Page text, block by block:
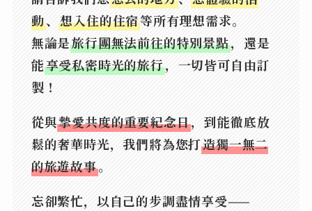
動、想入住的住宿等所有理想需求。
無論是旅行團無法前往的特別景點，還是
能享受私密時光的旅行，一切皆可自由訂
製！
從與摯愛共度的重要紀念日，到能徹底放
鬆的奢華時光，我們將為您打造獨一無二
的旅遊故事。
忘卻繁忙，以自己的步調盡情享受——